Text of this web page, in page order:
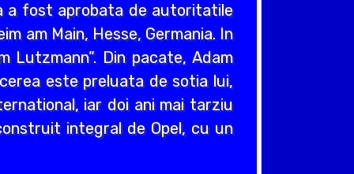
a fost aprobata de autoritatile
am Main, Hesse, Germania. In
Lutzmann”. Din pacate, Adam
este preluata de sotia lui,
iar doi ani mai tarziu
integral de Opel, cu un